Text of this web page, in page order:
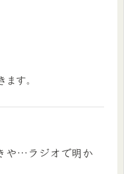
ます。
や…ラジオで明か